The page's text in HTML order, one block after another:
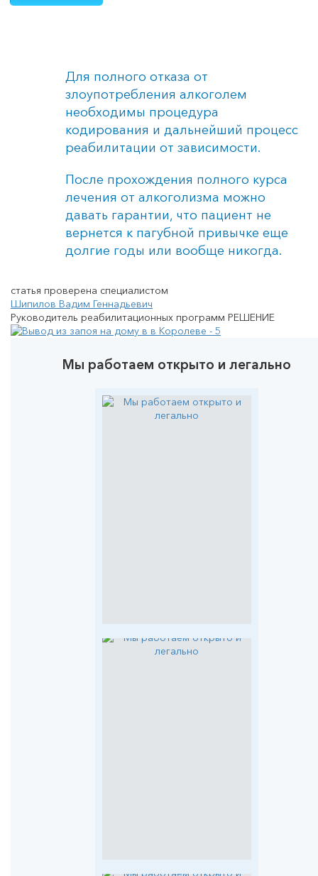
Для полного отказа от
злоупотребления алкоголем
необходимы процедура
кодирования и дальнейший процесс
реабилитации от зависимости.
После прохождения полного курса
лечения от алкоголизма можно
давать гарантии, что пациент не
вернется к пагубной привычке еще
долгие годы или вообще никогда.
статья проверена специалистом
Шипилов Вадим Геннадьевич
Руководитель реабилитационных программ РЕШЕНИЕ
Мы работаем открыто и легально